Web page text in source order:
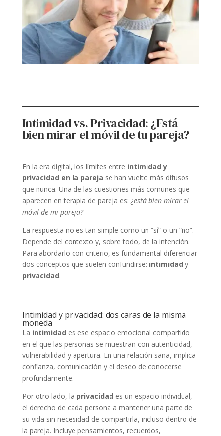
Intimidad vs. Privacidad: ¿Está
bien mirar el móvil de tu pareja?
En la era digital, los límites entre intimidad y
privacidad en la pareja se han vuelto más difusos
que nunca. Una de las cuestiones más comunes que
aparecen en terapia de pareja es: ¿está bien mirar el
móvil de mi pareja?
La respuesta no es tan simple como un “sí” o un “no”.
Depende del contexto y, sobre todo, de la intención.
Para abordarlo con criterio, es fundamental diferenciar
dos conceptos que suelen confundirse: intimidad y
privacidad.
Intimidad y privacidad: dos caras de la misma
moneda
La intimidad es ese espacio emocional compartido
en el que las personas se muestran con autenticidad,
vulnerabilidad y apertura. En una relación sana, implica
confianza, comunicación y el deseo de conocerse
profundamente.
Por otro lado, la privacidad es un espacio individual,
el derecho de cada persona a mantener una parte de
su vida sin necesidad de compartirla, incluso dentro de
la pareja. Incluye pensamientos, recuerdos,